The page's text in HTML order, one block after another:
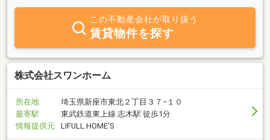
この不動産会社が取り扱う
賃貸物件を探す
株式会社スワンホーム
所在地
埼玉県新座市東北２丁目３７−１０
最寄駅
東武鉄道東上線 志木駅 徒歩1分
情報提供元
LIFULL HOME'S